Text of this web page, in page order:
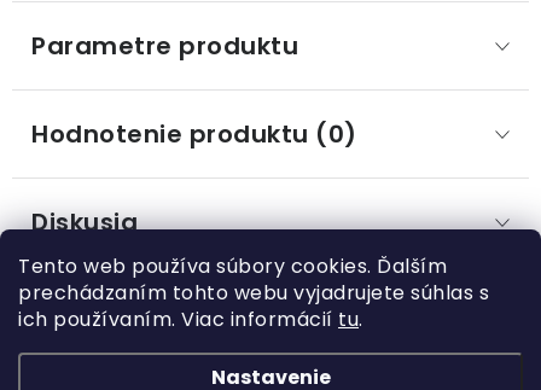
Tento web používa súbory cookies. Ďalším
prechádzaním tohto webu vyjadrujete súhlas s
ich používaním. Viac informácií tu.
Nastavenie
Parametre produktu
Hodnotenie produktu (0)
Diskusia
á